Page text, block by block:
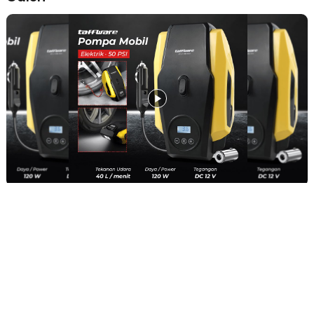
pencahayaan yang dapat digunakan sebagai penerangan saat
kondisi minim cahaya. Lampu membantu proses pengisian angin
maupun pemeriksaan kendaraan ketika keadaan darurat. Fitur ini
menambah fungsi pompa sepeda portable sebagai perlengkapan
keselamatan di perjalanan.
Dilengkapi Set Tambal Ban
Selain berfungsi sebagai pompa ban elektrik, produk ini juga
dilengkapi set tambal ban untuk membantu penanganan darurat
ketika ban mengalami kebocoran ringan. Kehadiran aksesori
tambahan membuat perlengkapan darurat kendaraan menjadi lebih
lengkap. Anda tidak perlu membawa alat terpisah untuk kebutuhan
dasar di perjalanan.